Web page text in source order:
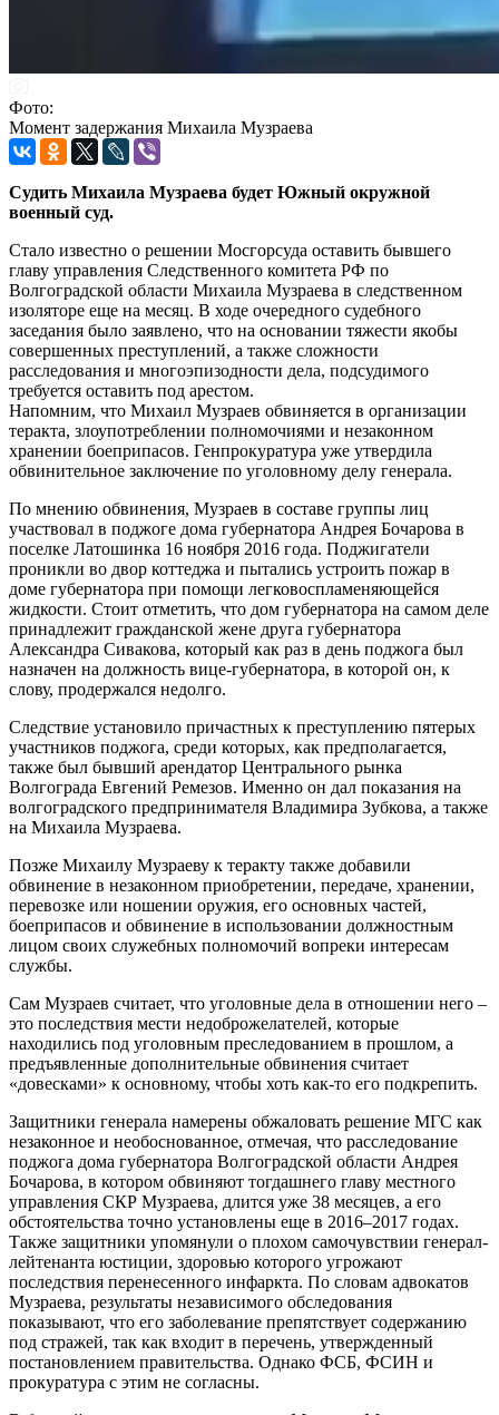
Фото:
Момент задержания Михаила Музраева
Судить Михаила Музраева будет Южный окружной
военный суд.
Стало известно о решении Мосгорсуда оставить бывшего
главу управления Следственного комитета РФ по
Волгоградской области Михаила Музраева в следственном
изоляторе еще на месяц. В ходе очередного судебного
заседания было заявлено, что на основании тяжести якобы
совершенных преступлений, а также сложности
расследования и многоэпизодности дела, подсудимого
требуется оставить под арестом.
Напомним, что Михаил Музраев обвиняется в организации
теракта, злоупотреблении полномочиями и незаконном
хранении боеприпасов. Генпрокуратура уже утвердила
обвинительное заключение по уголовному делу генерала.
По мнению обвинения, Музраев в составе группы лиц
участвовал в поджоге дома губернатора Андрея Бочарова в
поселке Латошинка 16 ноября 2016 года. Поджигатели
проникли во двор коттеджа и пытались устроить пожар в
доме губернатора при помощи легковоспламеняющейся
жидкости. Стоит отметить, что дом губернатора на самом деле
принадлежит гражданской жене друга губернатора
Александра Сивакова, который как раз в день поджога был
назначен на должность вице-губернатора, в которой он, к
слову, продержался недолго.
Следствие установило причастных к преступлению пятерых
участников поджога, среди которых, как предполагается,
также был бывший арендатор Центрального рынка
Волгограда Евгений Ремезов. Именно он дал показания на
волгоградского предпринимателя Владимира Зубкова, а также
на Михаила Музраева.
Позже Михаилу Музраеву к теракту также добавили
обвинение в незаконном приобретении, передаче, хранении,
перевозке или ношении оружия, его основных частей,
боеприпасов и обвинение в использовании должностным
лицом своих служебных полномочий вопреки интересам
службы.
Сам Музраев считает, что уголовные дела в отношении него –
это последствия мести недоброжелателей, которые
находились под уголовным преследованием в прошлом, а
предъявленные дополнительные обвинения считает
«довесками» к основному, чтобы хоть как-то его подкрепить.
Защитники генерала намерены обжаловать решение МГС как
незаконное и необоснованное, отмечая, что расследование
поджога дома губернатора Волгоградской области Андрея
Бочарова, в котором обвиняют тогдашнего главу местного
управления СКР Музраева, длится уже 38 месяцев, а его
обстоятельства точно установлены еще в 2016–2017 годах.
Также защитники упомянули о плохом самочувствии генерал-
лейтенанта юстиции, здоровью которого угрожают
последствия перенесенного инфаркта. По словам адвокатов
Музраева, результаты независимого обследования
показывают, что его заболевание препятствует содержанию
под стражей, так как входит в перечень, утвержденный
постановлением правительства. Однако ФСБ, ФСИН и
прокуратура с этим не согласны.